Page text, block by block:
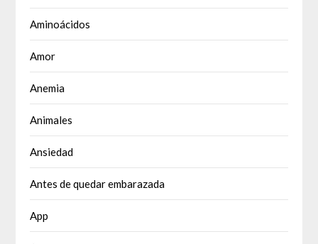
Aminoácidos
Amor
Anemia
Animales
Ansiedad
Antes de quedar embarazada
App